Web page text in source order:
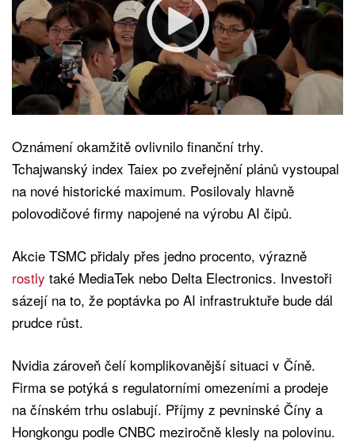
Oznámení okamžitě ovlivnilo finanční trhy.
Tchajwanský index Taiex po zveřejnění plánů vystoupal
na nové historické maximum. Posilovaly hlavně
polovodičové firmy napojené na výrobu AI čipů.
Akcie TSMC přidaly přes jedno procento, výrazně
rostly také MediaTek nebo Delta Electronics. Investoři
sázejí na to, že poptávka po AI infrastruktuře bude dál
prudce růst.
Nvidia zároveň čelí komplikovanější situaci v Číně.
Firma se potýká s regulatorními omezeními a prodeje
na čínském trhu oslabují. Příjmy z pevninské Číny a
Hongkongu podle CNBC meziročně klesly na polovinu.